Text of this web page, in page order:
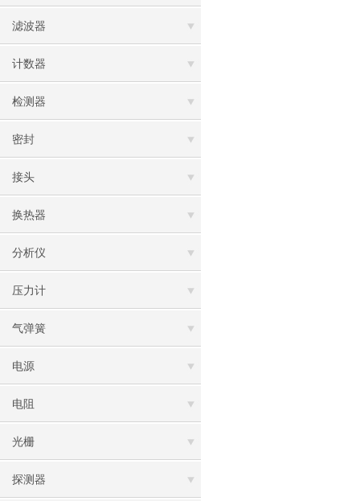
滤波器
计数器
检测器
密封
接头
换热器
分析仪
压力计
气弹簧
电源
电阻
光栅
探测器